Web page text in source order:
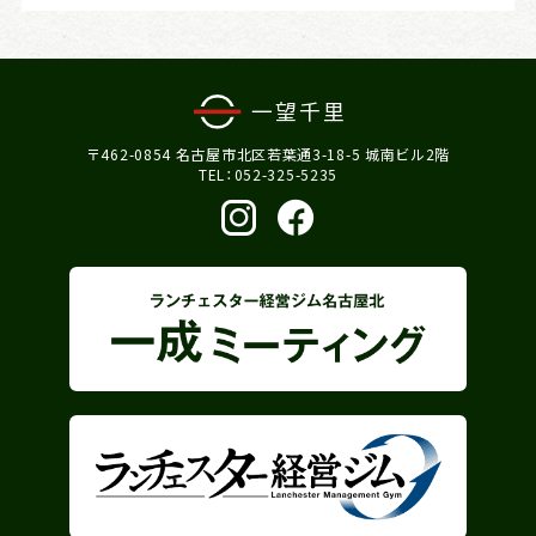
戦略日記
〒462-0854 名古屋市北区若葉通3-18-5 城南ビル2階
TEL：052-325-5235